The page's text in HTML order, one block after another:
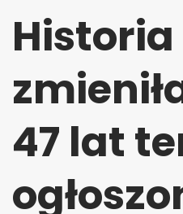
Historia
47 lat